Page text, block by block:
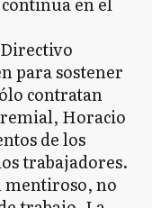
para sostener
contratan
Horacio
de los
trabajadores.
mentiroso, no